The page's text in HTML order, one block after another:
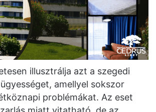
illusztrálja azt a szegedi
amellyel sokszor
problémákat. Az eset